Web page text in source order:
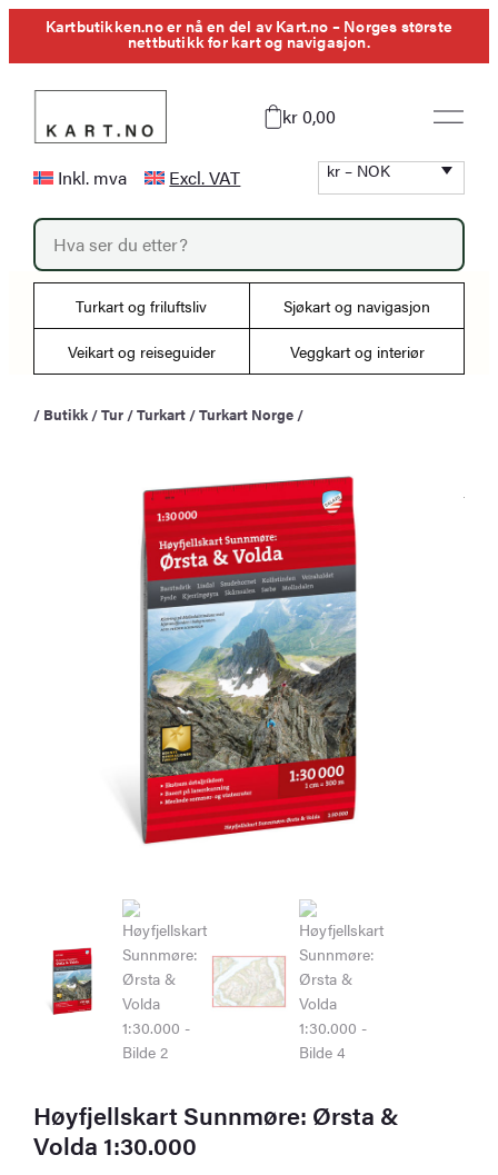
HoppKartbutikken.no er nå en del av Kart.no – Norges største
nettbutikk for kart og navigasjon.
kr 0,00
Inkl. mva Excl. VAT kr – NOK
P
o
d
t
r
Turkart og friluftsliv Sjøkart og navigasjon
Veikart og reiseguider Veggkart og interiør
/ Butikk /Tur /Turkart /Turkart Norge /
Høyfjellskart Sunnmøre: Ørsta &
Volda 1:30.000